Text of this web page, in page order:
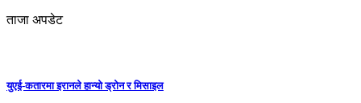
ताजा अपडेट
युएई-कतारमा इरानले हान्यो ड्रोन र मिसाइल